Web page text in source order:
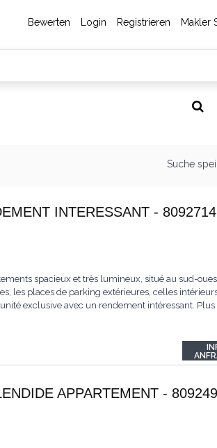
Bewerten Login Registrieren Makler
Suche
INTERESSANT - 8092714
spacieux et très lumineux, situé au sud-
les places de parking extérieures, celles
exclusive avec un rendement intéressant. Plus
APPARTEMENT -